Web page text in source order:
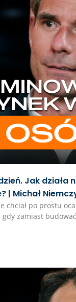
Jak działa
| Michał
chciał po prostu
gdy zamiast